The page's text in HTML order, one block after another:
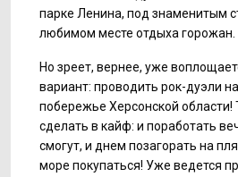
парке Ленина, под знаменитым
любимом месте отдыха горожан.
Но зреет, вернее, уже
вариант: проводить рок-дуэли
побережье Херсонской области!
сделать в кайф: и поработать
смогут, и днем позагорать на
море покупаться! Уже ведется